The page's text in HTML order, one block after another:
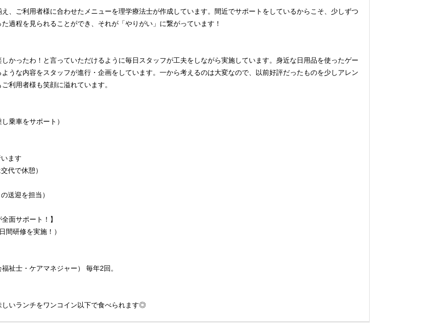
、ご利用者様に合わせたメニューを理学療法士が作成しています。間近でサポートをしているからこそ、少しずつ
過程を見られることができ、それが「やりがい」に繋がっています！
しかったわ！と言っていただけるように毎日スタッフが工夫をしながら実施しています。身近な日用品を使ったゲー
うな内容をスタッフが進行・企画をしています。一から考えるのは大変なので、以前好評だったものを少しアレン
利用者様も笑顔に溢れています。
車をサポート）
ます
代で休憩）
送迎を担当）
面サポート！】
間研修を実施！）
祉士・ケアマネジャー） 毎年2回。
いランチをワンコイン以下で食べられます◎